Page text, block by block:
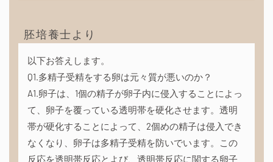
胚培養士より
以下お答えします。
Q1.多精子受精をする卵は元々質が悪いのか？
A1.卵子は、1個の精子が卵子内に侵入することによっ
て、卵子を覆っている透明帯を硬化させます。透明
帯が硬化することによって、2個めの精子は侵入でき
なくなり、卵子は多精子受精を防いでいます。この
反応を透明帯反応とよび、透明帯反応に関する卵子